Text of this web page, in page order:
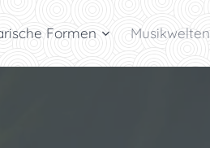
Formen Musikwelten